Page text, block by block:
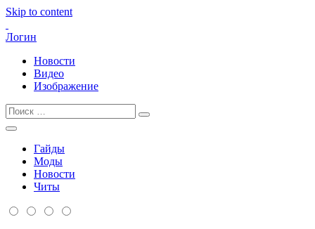
Skip to content
Логин
Новости
Видео
Изображение
Гайды
Моды
Новости
Читы